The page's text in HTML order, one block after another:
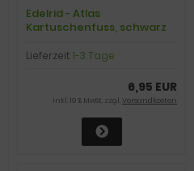
Edelrid - Atlas
Kartuschenfuss, schwarz
Lieferzeit:1-3 Tage
6,95 EUR
inkl. 19 % MwSt. zzgl.Versandkosten